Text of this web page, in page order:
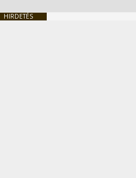
HIRDETÉS